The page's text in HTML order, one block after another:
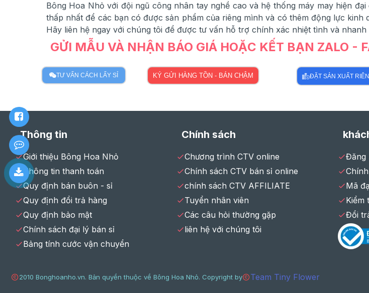
Bông Hoa Nhỏ với đội ngũ công nhân tay nghề cao và hệ thống máy may hiện
thấp nhất để các bạn có được sản phẩm của riêng mình và có thêm động lực
Hãy liên hệ ngay với chúng tôi để được tư vấn hỗ trợ chính xác nhiệt tình và nhanh
GỬI MẪU VÀ NHẬN BÁO GIÁ HOẶC KẾT BẠN ZALO -
TƯ VẤN CÁCH LẤY SỈ KÝ GỬI HÀNG TỒN - BÁN CHẬM ĐẶT SẢN XUẤT
Thông tin
Giới thiệu Bông Hoa Nhỏ
Thông tin thanh toán
Quy định bán buôn - sỉ
Quy định đổi trả hàng
Quy định bảo mật
Chính sách đại lý bán sỉ
Bảng tính cước vận chuyển
Chính sách
Chương trình CTV online
Chính sách CTV bán sỉ online
chính sách CTV AFFILIATE
Tuyển nhân viên
Các câu hỏi thường gặp
liên hệ với chúng tôi
Đăng
Mã
Kiểm
Đổi
2010 Bonghoanho.vn. Bản quyền thuộc về Bông Hoa Nhỏ. Copyright by Team Tiny Flower